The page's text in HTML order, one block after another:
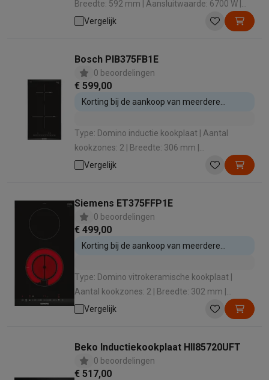
Breedte: 592 mm | Aansluitwaarde: 6700 W |
Boosterfunctie: Nee
Vergelijk
Bosch PIB375FB1E
0 beoordelingen
€ 599,00
Korting bij de aankoop van meerdere
Type: Domino inductie kookplaat | Aantal
kookzones: 2 | Breedte: 306 mm |
Aansluitwaarde: 3700 W | Boosterfunctie: Ja
Vergelijk
Siemens ET375FFP1E
0 beoordelingen
€ 499,00
Korting bij de aankoop van meerdere
Type: Domino vitrokeramische kookplaat |
Aantal kookzones: 2 | Breedte: 302 mm |
Aansluitwaarde: 3500 W | Boosterfunctie: Ja
Vergelijk
Beko Inductiekookplaat HII85720UFT
0 beoordelingen
€ 517,00